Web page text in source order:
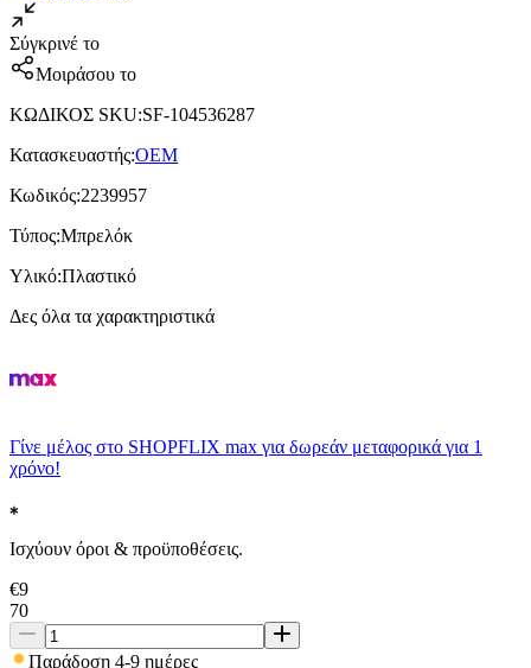
Σύγκρινέ το
Μοιράσου το
ΚΩΔΙΚΟΣ SKU:SF-104536287
Κατασκευαστής:OEM
Κωδικός:2239957
Τύπος:Μπρελόκ
Υλικό:Πλαστικό
Δες όλα τα χαρακτηριστικά
Γίνε μέλος στο SHOPFLIX max για δωρεάν μεταφορικά για 1
χρόνο!
Ισχύουν όροι & προϋποθέσεις.
€9
70
Παράδοση 4-9 ημέρες